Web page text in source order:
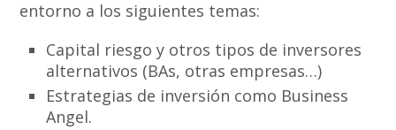
entorno a los siguientes temas:
Capital riesgo y otros tipos de inversores
alternativos (BAs, otras empresas…)
Estrategias de inversión como Business
Angel.